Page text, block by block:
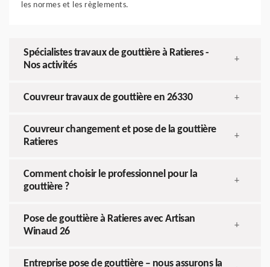
les normes et les règlements.
Spécialistes travaux de gouttière à Ratieres -
Nos activités
+
Couvreur travaux de gouttière en 26330 +
Couvreur changement et pose de la gouttière
Ratieres
+
Comment choisir le professionnel pour la
gouttière ?
+
Pose de gouttière à Ratieres avec Artisan
Winaud 26
+
Entreprise pose de gouttière – nous assurons la